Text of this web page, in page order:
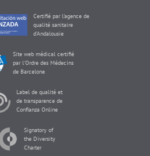
Certifié par l'agence de
qualité sanitaire
d'Andalousie
Site web médical certifié
par l'Ordre des Médecins
de Barcelone
Label de qualité et
de transparence de
Confianza Online
Signatory of
the Diversity
Charter